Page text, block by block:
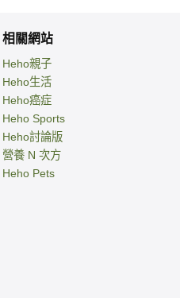
相關網站
Heho親子
Heho生活
Heho癌症
Heho Sports
Heho討論版
營養 N 次方
Heho Pets